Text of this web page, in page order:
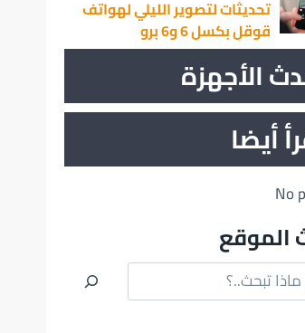
تحديثات لتصوير الليلي لهواتف
قوقل بكسل 6 و6 برو
الأجهزة
أيضا
No
الموقع